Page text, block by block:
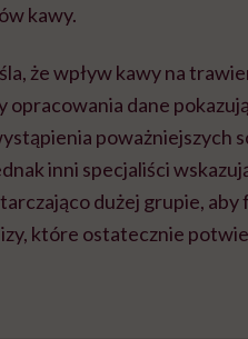
kawy.
że wpływ kawy na
dane
poważniejszych
inni specjaliści
dużej grupie,
które ostatecznie